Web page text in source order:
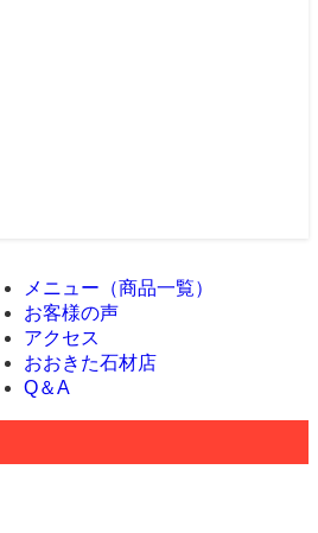
メニュー（商品一覧）
お客様の声
アクセス
おおきた石材店
Q＆A